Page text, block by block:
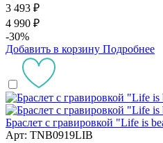
3 493 ₽
4 990 ₽
-30%
Добавить в корзину Подробнее
Браслет с гравировкой "Life is
Арт: TNB0919LIB